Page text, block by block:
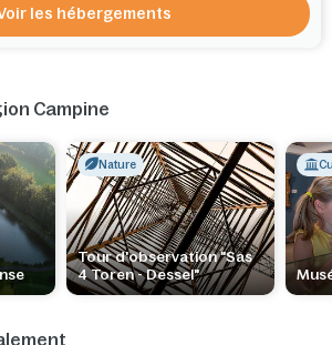
les hébergements
Campine
Nature
Tour d'observation "Sas
4 Toren - Dessel"